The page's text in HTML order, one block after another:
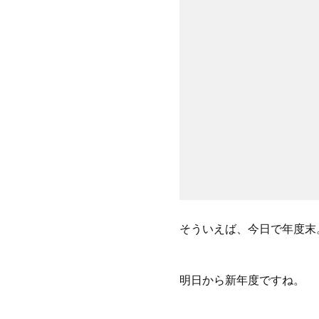
そういえば、今日で年度
明日から新年度ですね。